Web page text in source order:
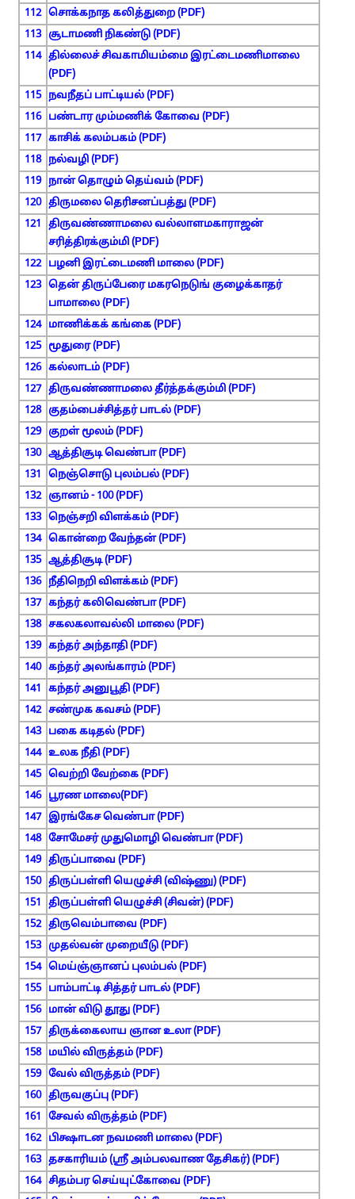
112 சொக்கநாத கலித்துறை (PDF)
113 சூடாமணி நிகண்டு (PDF)
114 தில்லைச் சிவகாமியம்மை இரட்டைமணிமாலை
(PDF)
115
நவநீதப் பாட்டியல் (PDF)
116
பண்டார மும்மணிக் கோவை (PDF)
117 காசிக் கலம்பகம் (PDF)
118
நல்வழி (PDF)
119
நான் தொழும் தெய்வம் (PDF)
120 திருமலை தெரிசனப்பத்து (PDF)
121
திருவண்ணாமலை வல்லாளமகாராஜன்
சரித்திரக்கும்மி (PDF)
122
பழனி இரட்டைமணி மாலை (PDF)
123 தென் திருப்பேரை மகரநெடுங் குழைக்காதர்
பாமாலை (PDF)
124
மாணிக்கக் கங்கை (PDF)
125
மூதுரை (PDF)
126 கல்லாடம் (PDF)
127 திருவண்ணாமலை தீர்த்தக்கும்மி (PDF)
128
குதம்பைச்சித்தர் பாடல் (PDF)
129
குறள் மூலம் (PDF)
130 ஆத்திசூடி வெண்பா (PDF)
131
நெஞ்சொடு புலம்பல் (PDF)
132
ஞானம் - 100 (PDF)
133 நெஞ்சறி விளக்கம் (PDF)
134 கொன்றை வேந்தன் (PDF)
135 ஆத்திசூடி (PDF)
136
நீதிநெறி விளக்கம் (PDF)
137 கந்தர் கலிவெண்பா (PDF)
138 சகலகலாவல்லி மாலை (PDF)
139 கந்தர் அந்தாதி (PDF)
140 கந்தர் அலங்காரம் (PDF)
141
கந்தர் அனுபூதி (PDF)
142 சண்முக கவசம் (PDF)
143
பகை கடிதல் (PDF)
144 உலக நீதி (PDF)
145 வெற்றி வேற்கை (PDF)
146
பூரண மாலை(PDF)
147 இரங்கேச வெண்பா (PDF)
148 சோமேசர் முதுமொழி வெண்பா (PDF)
149 திருப்பாவை (PDF)
150 திருப்பள்ளி யெழுச்சி (விஷ்ணு) (PDF)
151
திருப்பள்ளி யெழுச்சி (சிவன்) (PDF)
152 திருவெம்பாவை (PDF)
153 முதல்வன் முறையீடு (PDF)
154 மெய்ஞ்ஞானப் புலம்பல் (PDF)
155
பாம்பாட்டி சித்தர் பாடல் (PDF)
156
மான் விடு தூது (PDF)
157 திருக்கைலாய ஞான உலா (PDF)
158
மயில் விருத்தம் (PDF)
159 வேல் விருத்தம் (PDF)
160 திருவகுப்பு (PDF)
161
சேவல் விருத்தம் (PDF)
162
பிக்ஷாடன நவமணி மாலை (PDF)
163 தசகாரியம் (ஸ்ரீ அம்பலவாண தேசிகர்) (PDF)
164 சிதம்பர செய்யுட்கோவை (PDF)